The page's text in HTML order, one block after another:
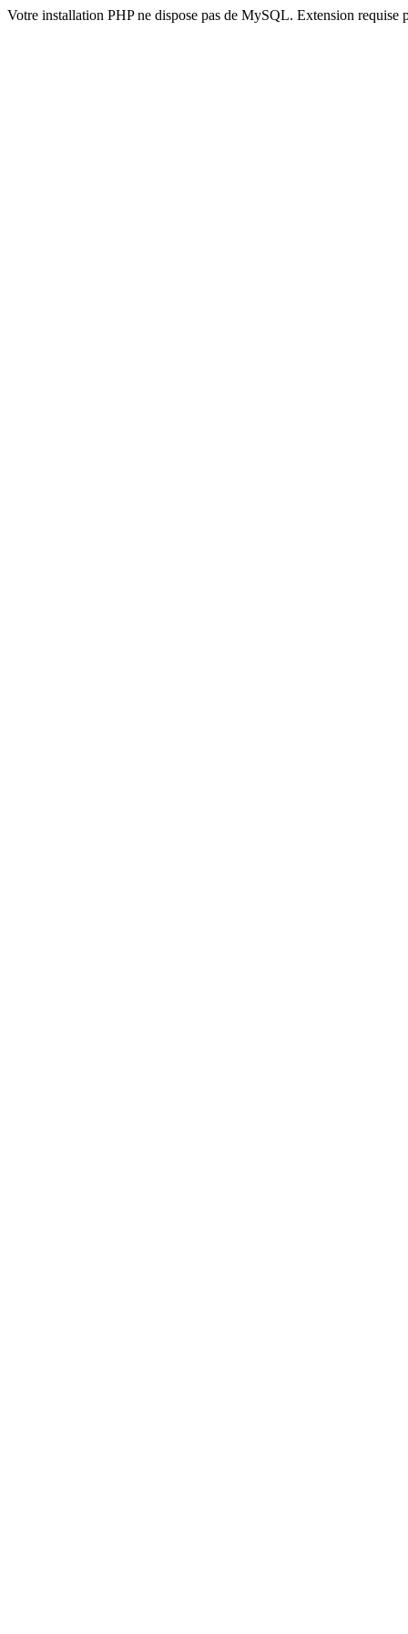
Votre installation PHP ne dispose pas de MySQL. Extension requise